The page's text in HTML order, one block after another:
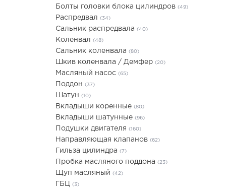
Болты головки блока цилиндров (49)
Распредвал (34)
Сальник распредвала (40)
Коленвал (48)
Сальник коленвала (80)
Шкив коленвала / Демфер (20)
Масляный насос (65)
Поддон (37)
Шатун (10)
Вкладыши коренные (80)
Вкладыши шатунные (96)
Подушки двигателя (160)
Направляющая клапанов (62)
Гильза цилиндра (7)
Пробка масляного поддона (23)
Щуп масляный (42)
ГБЦ (3)